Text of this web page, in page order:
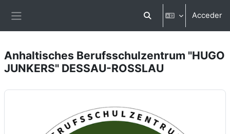
Selector de búsqueda
Acceder
Anhaltisches Berufsschulzentrum "HUGO
JUNKERS" DESSAU-ROSSLAU